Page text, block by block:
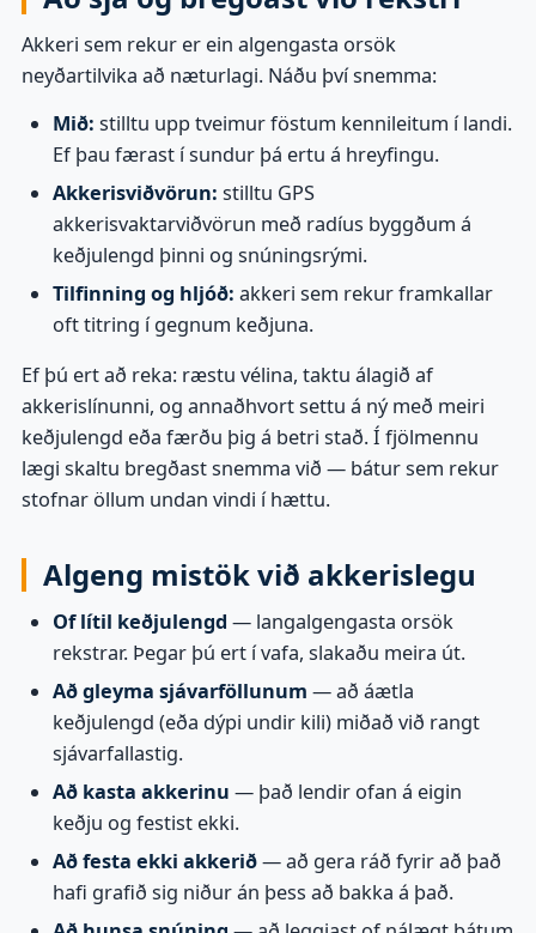
Akkeri sem rekur er ein algengasta orsök
neyðartilvika að næturlagi. Náðu því snemma:
Mið: stilltu upp tveimur föstum kennileitum í landi.
Ef þau færast í sundur þá ertu á hreyfingu.
Akkerisviðvörun: stilltu GPS
akkerisvaktarviðvörun með radíus byggðum á
keðjulengd þinni og snúningsrými.
Tilfinning og hljóð: akkeri sem rekur framkallar
oft titring í gegnum keðjuna.
Ef þú ert að reka: ræstu vélina, taktu álagið af
akkerislínunni, og annaðhvort settu á ný með meiri
keðjulengd eða færðu þig á betri stað. Í fjölmennu
lægi skaltu bregðast snemma við — bátur sem rekur
stofnar öllum undan vindi í hættu.
Algeng mistök við akkerislegu
Of lítil keðjulengd — langalgengasta orsök
rekstrar. Þegar þú ert í vafa, slakaðu meira út.
Að gleyma sjávarföllunum — að áætla
keðjulengd (eða dýpi undir kili) miðað við rangt
sjávarfallastig.
Að kasta akkerinu — það lendir ofan á eigin
keðju og festist ekki.
Að festa ekki akkerið— að gera ráð fyrir að það
hafi grafið sig niður án þess að bakka á það.